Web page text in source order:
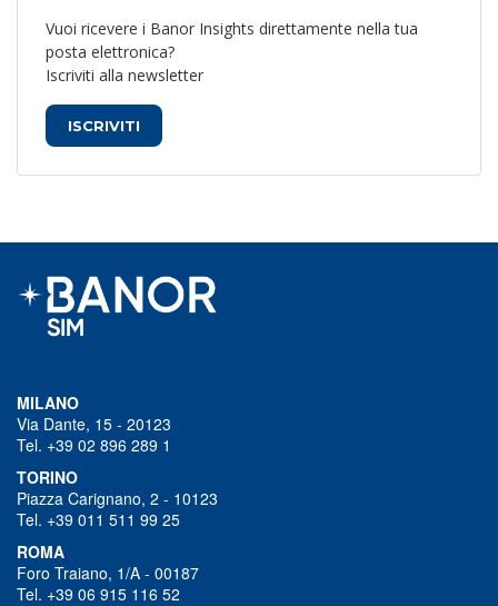
Vuoi ricevere i Banor Insights direttamente nella tua
posta elettronica?
Iscriviti alla newsletter
ISCRIVITI
MILANO
Via Dante, 15 - 20123
Tel. +39 02 896 289 1
TORINO
Piazza Carignano, 2 - 10123
Tel. +39 011 511 99 25
ROMA
Foro Traiano, 1/A - 00187
Tel. +39 06 915 116 52